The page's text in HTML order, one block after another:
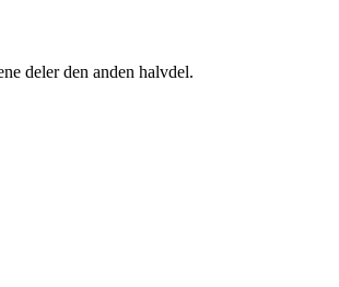
deler den anden halvdel.